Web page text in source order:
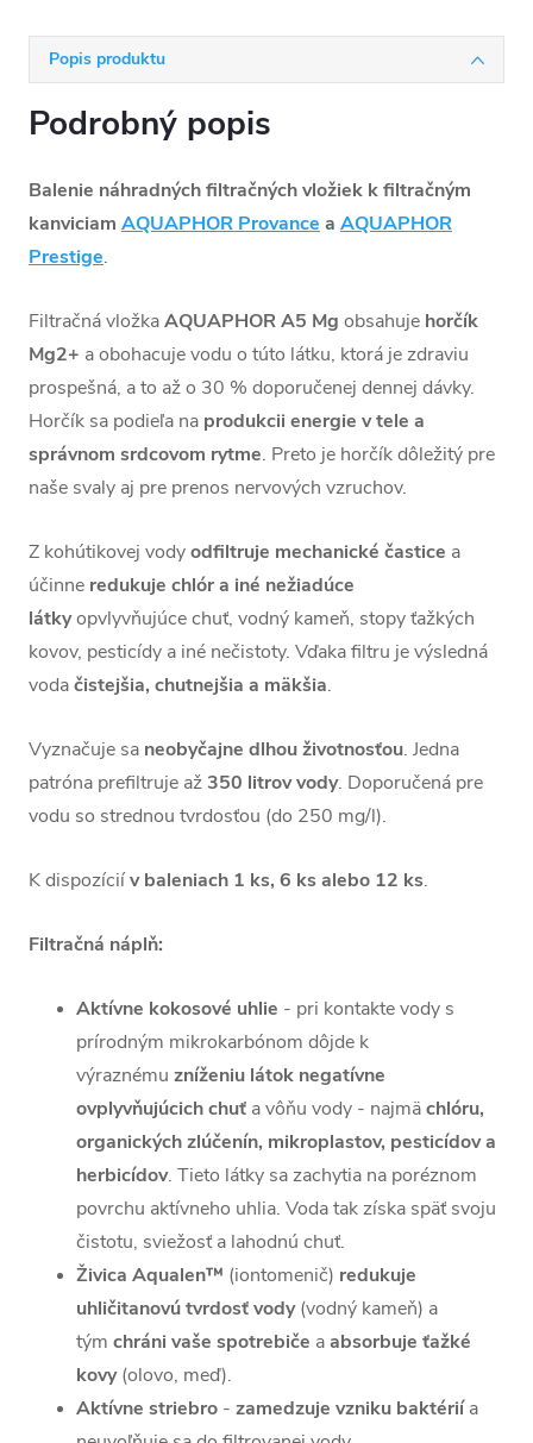
Popis produktu
Podrobný popis
Balenie náhradných filtračných vložiek k filtračným
kanviciam AQUAPHOR Provance a AQUAPHOR
Prestige.
Filtračná vložkaAQUAPHOR A5 Mg obsahuje horčík
Mg2+ a obohacuje vodu o túto látku, ktorá je zdraviu
prospešná, a to až o 30 % doporučenej dennej dávky.
Horčík sa podieľa na produkcii energie v tele a
správnom srdcovom rytme. Preto je horčík dôležitý pre
naše svaly aj pre prenos nervových vzruchov.
Z kohútikovej vodyodfiltruje mechanické častice a
účinne redukuje chlór a iné nežiadúce
látkyopvlyvňujúce chuť, vodný kameň, stopy ťažkých
kovov, pesticídy a iné nečistoty. Vďaka filtru je výsledná
vodačistejšia, chutnejšia a mäkšia.
Vyznačuje sa neobyčajne dlhou životnosťou. Jedna
patróna prefiltruje až350 litrovvody. Doporučená pre
vodu so strednou tvrdosťou (do 250 mg/l).
K dispozíciív baleniach 1 ks, 6 ks alebo 12 ks.
Filtračná náplň:
Aktívne kokosové uhlie - pri kontakte vody s
prírodným mikrokarbónom dôjde k
výraznému zníženiu látok negatívne
ovplyvňujúcich chuť a vôňu vody - najmächlóru,
organických zlúčenín, mikroplastov, pesticídov a
herbicídov. Tieto látky sa zachytia na poréznom
povrchu aktívneho uhlia. Voda tak získa späť svoju
čistotu, sviežosť a lahodnú chuť.
Živica Aqualen™ (iontomenič) redukuje
uhličitanovú tvrdosť vody(vodný kameň) a
tým chráni vaše spotrebiče aabsorbuje ťažké
kovy(olovo, meď).
Aktívne striebro - zamedzuje vzniku baktériía